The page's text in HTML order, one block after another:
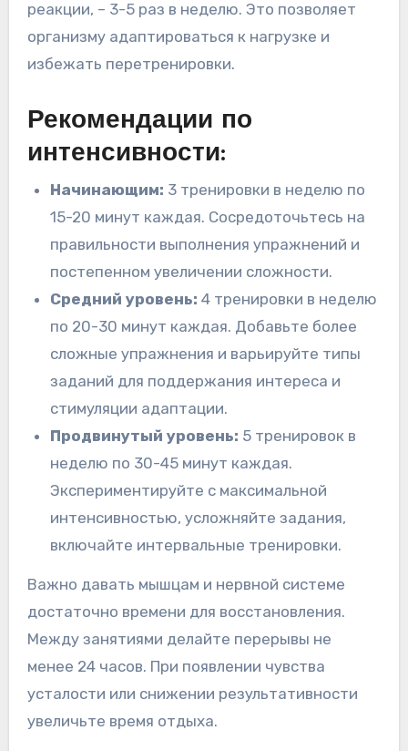
реакции, – 3-5 раз в неделю. Это позволяет
организму адаптироваться к нагрузке и
избежать перетренировки.
Рекомендации по
интенсивности:
Начинающим: 3 тренировки в неделю по
15-20 минут каждая. Сосредоточьтесь на
правильности выполнения упражнений и
постепенном увеличении сложности.
Средний уровень: 4 тренировки в неделю
по 20-30 минут каждая. Добавьте более
сложные упражнения и варьируйте типы
заданий для поддержания интереса и
стимуляции адаптации.
Продвинутый уровень: 5 тренировок в
неделю по 30-45 минут каждая.
Экспериментируйте с максимальной
интенсивностью, усложняйте задания,
включайте интервальные тренировки.
Важно давать мышцам и нервной системе
достаточно времени для восстановления.
Между занятиями делайте перерывы не
менее 24 часов. При появлении чувства
усталости или снижении результативности
увеличьте время отдыха.